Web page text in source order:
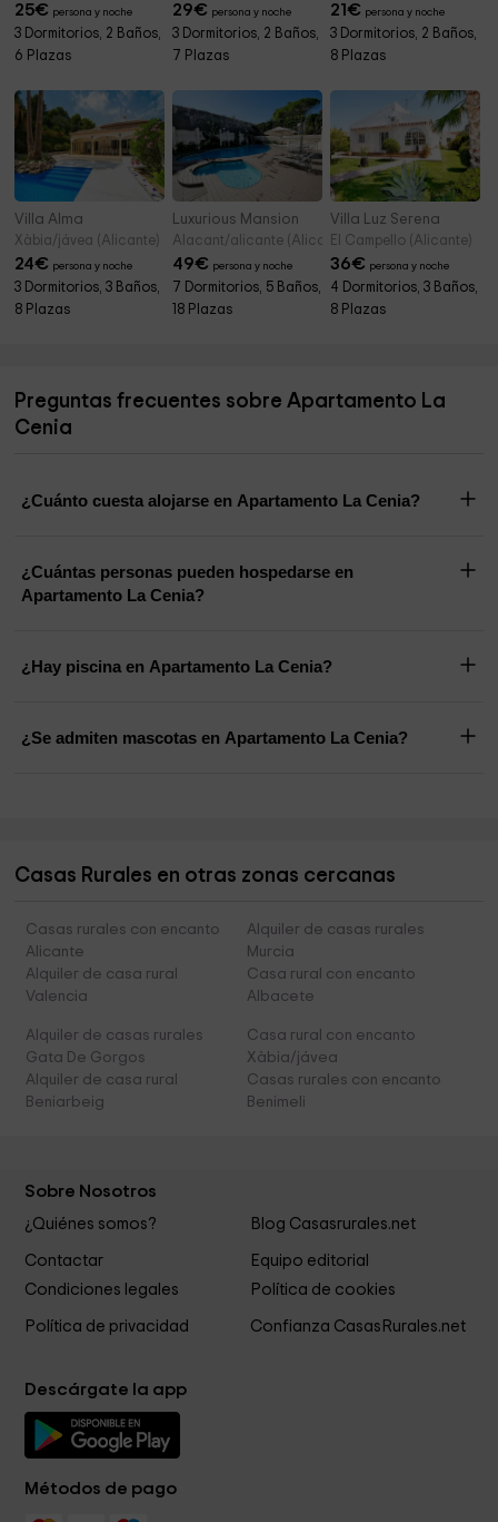
25€ persona y noche
3 Dormitorios, 2 Baños,
6 Plazas
29€ persona y noche
3 Dormitorios, 2 Baños,
7 Plazas
21€ persona y noche
3 Dormitorios, 2 Baños,
8 Plazas
Villa Alma
Xàbia/jávea (Alicante)
24€ persona y noche
3 Dormitorios, 3 Baños,
8 Plazas
Luxurious Mansion
Alacant/alicante (Alicante)
49€ persona y noche
7 Dormitorios, 5 Baños,
18 Plazas
Villa Luz Serena
El Campello (Alicante)
36€ persona y noche
4 Dormitorios, 3 Baños,
8 Plazas
Preguntas frecuentes sobre Apartamento La
Cenia
¿Cuánto cuesta alojarse en Apartamento La Cenia?
¿Cuántas personas pueden hospedarse en
Apartamento La Cenia?
¿Hay piscina en Apartamento La Cenia?
¿Se admiten mascotas en Apartamento La Cenia?
Casas Rurales en otras zonas cercanas
Casas rurales con encanto
Alicante
Alquiler de casas rurales
Murcia
Alquiler de casa rural
Valencia
Casa rural con encanto
Albacete
Alquiler de casas rurales
Gata De Gorgos
Casa rural con encanto
Xàbia/jávea
Alquiler de casa rural
Beniarbeig
Casas rurales con encanto
Benimeli
Sobre Nosotros
¿Quiénes somos? Blog Casasrurales.net
Contactar
Equipo editorial
Condiciones legales
Política de cookies
Política de privacidad Confianza CasasRurales.net
Descárgate la app
Métodos de pago